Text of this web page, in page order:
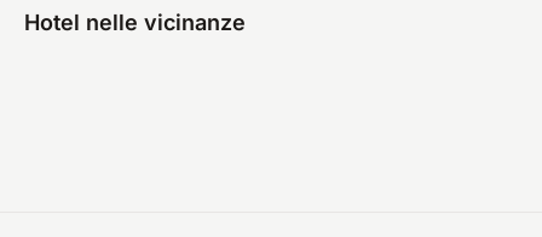
Hotel nelle vicinanze